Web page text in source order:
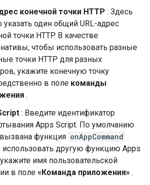
конечной точки HTTP : Здесь
один общий URL-адрес
точки HTTP. В качестве
чтобы использовать разные
точки HTTP для разных
укажите конечную точку
в поле команды
.
: Введите идентификатор
Apps Script. По умолчанию
функция onAppCommand .
другую функцию Apps
имя пользовательской
в поле «Команда приложения» .